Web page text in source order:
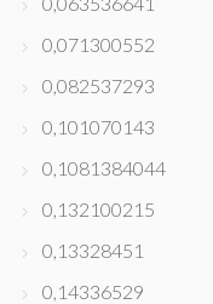
0,071300552
0,082537293
0,101070143
0,1081384044
0,132100215
0,13328451
0,14336529